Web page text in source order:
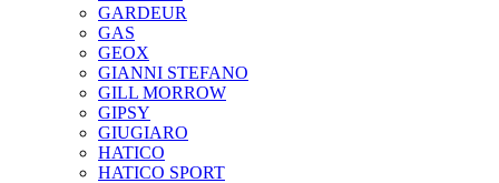
GARDEUR
GAS
GEOX
GIANNI STEFANO
GILL MORROW
GIPSY
GIUGIARO
HATICO
HATICO SPORT